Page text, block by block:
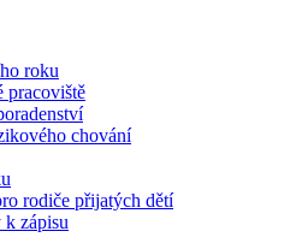
roku
pracoviště
chování
rodiče přijatých dětí
zápisu